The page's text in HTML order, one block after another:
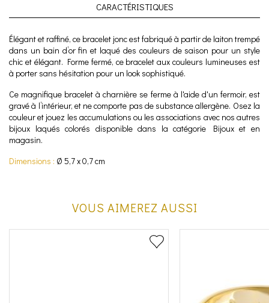
CARACTÉRISTIQUES
Élégant et raffiné, ce bracelet jonc est fabriqué à partir de laiton trempé
dans un bain d’or fin et laqué des couleurs de saison pour un style
chic et élégant. Forme fermé, ce bracelet aux couleurs lumineuses est
à porter sans hésitation pour un look sophistiqué.
Ce magnifique bracelet à charnière se ferme à l'aide d'un fermoir, est
gravé à l’intérieur, et ne comporte pas de substance allergène. Osez la
couleur et jouez les accumulations ou les associations avec nos autres
bijoux laqués colorés disponible dans la catégorie Bijoux et en
magasin.
Dimensions : Ø 5,7 x 0,7 cm
VOUS AIMEREZ AUSSI